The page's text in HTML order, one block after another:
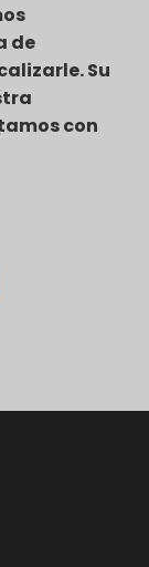
de
Su
con